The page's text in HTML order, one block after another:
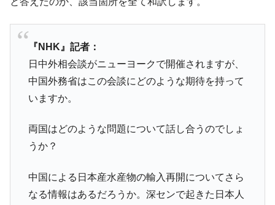
断
『Money1』
『Money1』
中国だけが鉄鋼輸出を異常増加させる ⇒ 中
国の過剰生産が世界を蝕む。
『Money1』
『Money1』
【米韓激突案件】韓国消費者院が『クーパ
ン』1人当たり賠償10万ウォンを認定 ⇒ 総額3兆7,000億
『Money1』
韓国型イージス搭載の次世代駆逐艦
「KDDX」1番艦、2032年竣工と公示
『NHK』記者：
日中外相会談がニューヨークで開催されますが、
中国外務省はこの会談にどのような期待を持って
いますか。
両国はどのような問題について話し合うのでしょ
うか？
中国による日本産水産物の輸入再開についてさら
なる情報はあるだろうか。深センで起きた日本人